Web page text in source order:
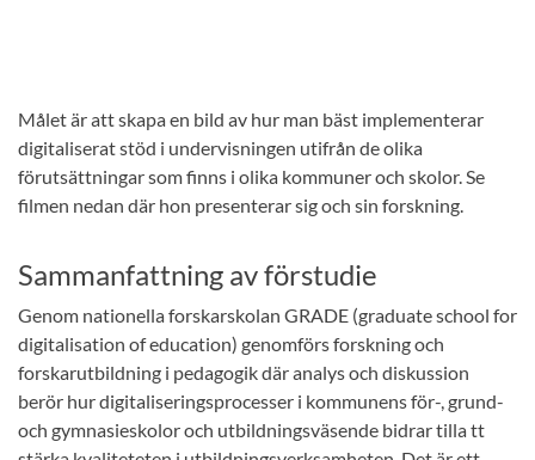
Målet är att skapa en bild av hur man bäst implementerar
digitaliserat stöd i undervisningen utifrån de olika
förutsättningar som finns i olika kommuner och skolor. Se
filmen nedan där hon presenterar sig och sin forskning.
Sammanfattning av förstudie
Genom nationella forskarskolan GRADE (graduate school for
digitalisation of education) genomförs forskning och
forskarutbildning i pedagogik där analys och diskussion
berör hur digitaliseringsprocesser i kommunens för-, grund-
och gymnasieskolor och utbildningsväsende bidrar tilla tt